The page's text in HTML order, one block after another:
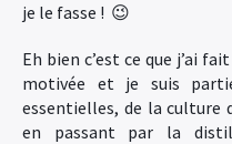
je le fasse ! 😉
Eh bien c’est ce que j’ai
motivée et je suis
essentielles, de la culture
en passant par la